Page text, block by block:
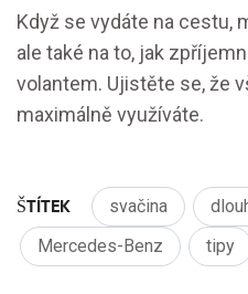
Když se vydáte na cestu,
ale také na to, jak
volantem. Ujistěte se, že
maximálně využíváte.
ŠTÍTEK svačina
Mercedes-Benz
tipy